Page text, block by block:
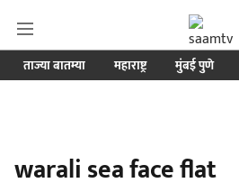
ताज्या बातम्या महाराष्ट्र मुंबई पुणे
warali sea face flat